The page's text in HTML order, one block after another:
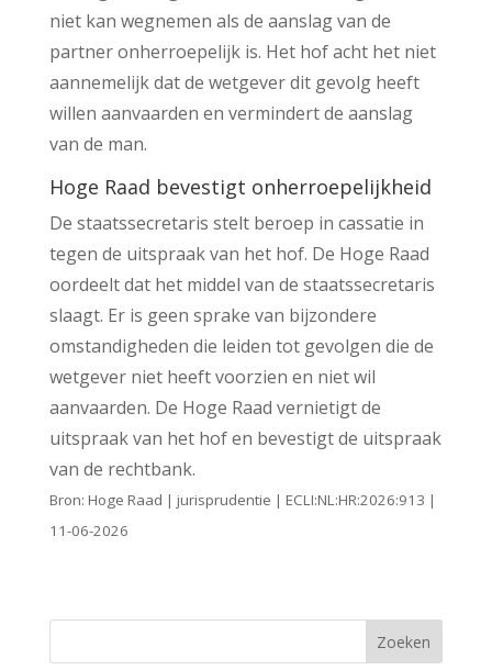
niet kan wegnemen als de aanslag van de
partner onherroepelijk is. Het hof acht het niet
aannemelijk dat de wetgever dit gevolg heeft
willen aanvaarden en vermindert de aanslag
van de man.
Hoge Raad bevestigt onherroepelijkheid
De staatssecretaris stelt beroep in cassatie in
tegen de uitspraak van het hof. De Hoge Raad
oordeelt dat het middel van de staatssecretaris
slaagt. Er is geen sprake van bijzondere
omstandigheden die leiden tot gevolgen die de
wetgever niet heeft voorzien en niet wil
aanvaarden. De Hoge Raad vernietigt de
uitspraak van het hof en bevestigt de uitspraak
van de rechtbank.
Bron: Hoge Raad | jurisprudentie | ECLI:NL:HR:2026:913 |
11-06-2026